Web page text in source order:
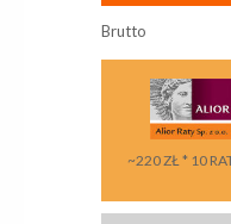
Brutto
~220 ZŁ * 10